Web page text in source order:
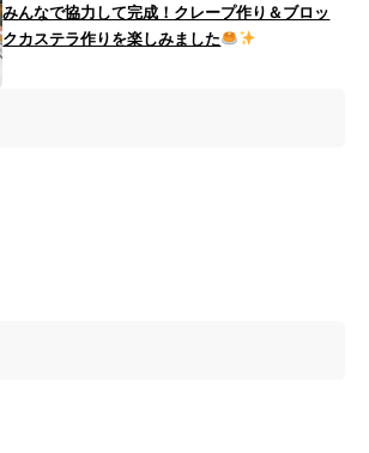
みんなで協力して完成！クレープ作り＆ブロッ
クカステラ作りを楽しみました